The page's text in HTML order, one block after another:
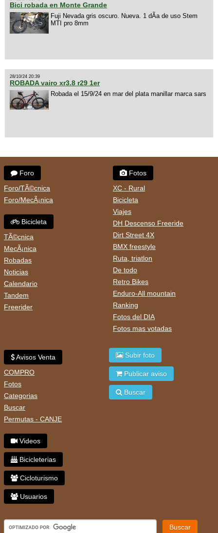
Bici robada en Monte Grande
Fuji Nevada gris oscuro. Nueva. 1 dÃ­a de uso Stem
MTI pro 8mm
28/10/24 20:39
ROBADA vairo xr3.8 r29 1er
Robada el 15/9/24 en mar del plata manillar marca sars
Foro
Foro/TÃ©cnica
Foro/MecÃ¡nica
Bicicleta
TÃ©cnica
MecÃ¡nica
Robadas
Noticias
Calendario
Tandem
Freerider
Fotos
XC - Rural
Bicicleta
Viajes
DH Descenso Freeride
Dirt Street 4X
BMX freestyle
Ruta, triatlon
De todo
Retro Bikes
Enduro-All mountain
Ranking
Fotos del DIA
Fotos mas votadas
Avisos Venta
COMPRO
Fotos
Categorias
Buscar
Permutas - CANJE
Videos
Bicicleterias
Cicloturismo
Usuarios
Subir foto
Publicar aviso
Buscar
Buscar